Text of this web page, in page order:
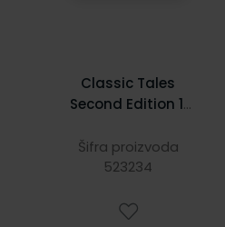
Classic Tales
Second Edition 1:
Brocade e-book
and Audio CD
Šifra proizvoda
523234